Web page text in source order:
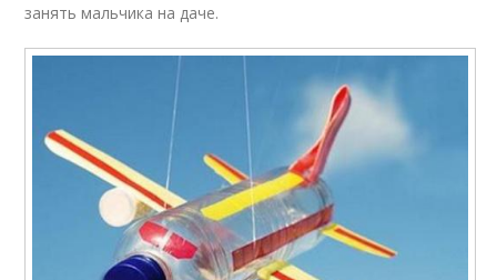
занять мальчика на даче.